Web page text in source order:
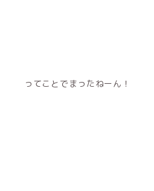
ってことでまったねーん！